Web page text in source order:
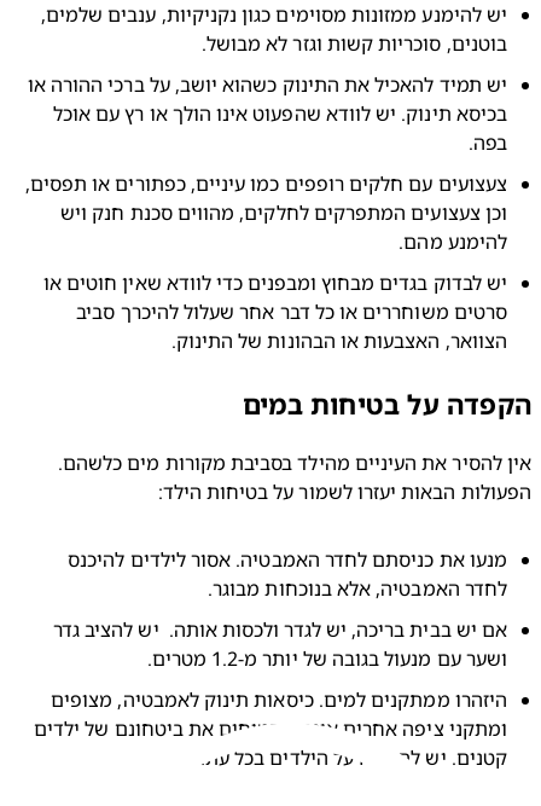
יש להימנע ממזונות מסוימים כגון נקניקיות, ענבים שלמים,
סוכריות קשות וגזר לא מבושל.
יש תמיד להאכיל את התינוק כשהוא יושב, על ברכי ההורה או
בכיסא תינוק. יש לוודא שהפעוט אינו הולך או רץ עם אוכל
צעצועים עם חלקים רופפים כמו עיניים, כפתורים או תפסים,
וכן צעצועים המתפרקים לחלקים, מהווים סכנת חנק ויש
מהם.
יש לבדוק בגדים מבחוץ ומבפנים כדי לוודא שאין חוטים או
סרטים משוחררים או כל דבר אחר שעלול להיכרך סביב
האצבעות או הבהונות של התינוק.
על בטיחות במים
אין להסיר את העיניים מהילד בסביבת מקורות מים כלשהם.
הבאות יעזרו לשמור על בטיחות הילד:
מנעו את כניסתם לחדר האמבטיה. אסור לילדים להיכנס
האמבטיה, אלא בנוכחות מבוגר.
אם יש בבית בריכה, יש לגדר ולכסות אותה.  יש להציב גדר
עם מנעול בגובה של יותר מ-1.2 מטרים.
היזהרו ממתקנים למים. כיסאות תינוק לאמבטיה, מצופים
ומתקני ציפה אחרים אינם מבטיחים את ביטחונם של ילדים
יש להשגיח על הילדים בכל עת.